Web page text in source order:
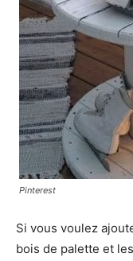
Pinterest
Si vous voulez
bois de palette et